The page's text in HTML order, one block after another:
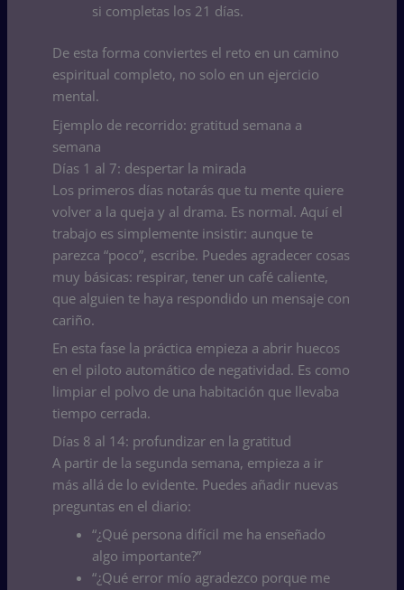
si completas los 21 días.
De esta forma conviertes el reto en un camino
espiritual completo, no solo en un ejercicio
mental.
Ejemplo de recorrido: gratitud semana a
semana
Días 1 al 7: despertar la mirada
Los primeros días notarás que tu mente quiere
volver a la queja y al drama. Es normal. Aquí el
trabajo es simplemente insistir: aunque te
parezca “poco”, escribe. Puedes agradecer cosas
muy básicas: respirar, tener un café caliente,
que alguien te haya respondido un mensaje con
cariño.
En esta fase la práctica empieza a abrir huecos
en el piloto automático de negatividad. Es como
limpiar el polvo de una habitación que llevaba
tiempo cerrada.
Días 8 al 14: profundizar en la gratitud
A partir de la segunda semana, empieza a ir
más allá de lo evidente. Puedes añadir nuevas
preguntas en el diario:
“¿Qué persona difícil me ha enseñado
algo importante?”
“¿Qué error mío agradezco porque me